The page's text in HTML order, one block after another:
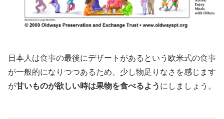
日本人は食事の最後にデザートがあるという欧米式の食事
が一般的になりつつあるため、少し物足りなさを感じます
が甘いものが欲しい時は果物を食べるよう にしましょう。